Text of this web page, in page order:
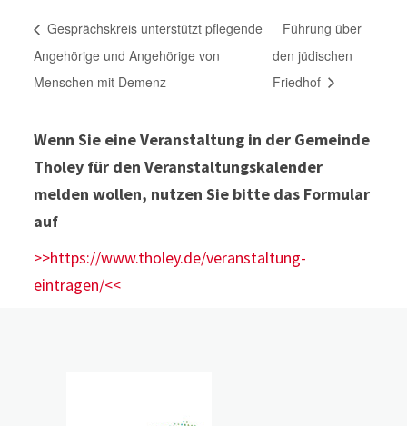
Gesprächskreis unterstützt pflegende
Angehörige und Angehörige von
Menschen mit Demenz
Führung über
den jüdischen
Friedhof
Wenn Sie eine Veranstaltung in der Gemeinde
Tholey für den Veranstaltungskalender
melden wollen, nutzen Sie bitte das Formular
auf
>>https://www.tholey.de/veranstaltung-
eintragen/<<